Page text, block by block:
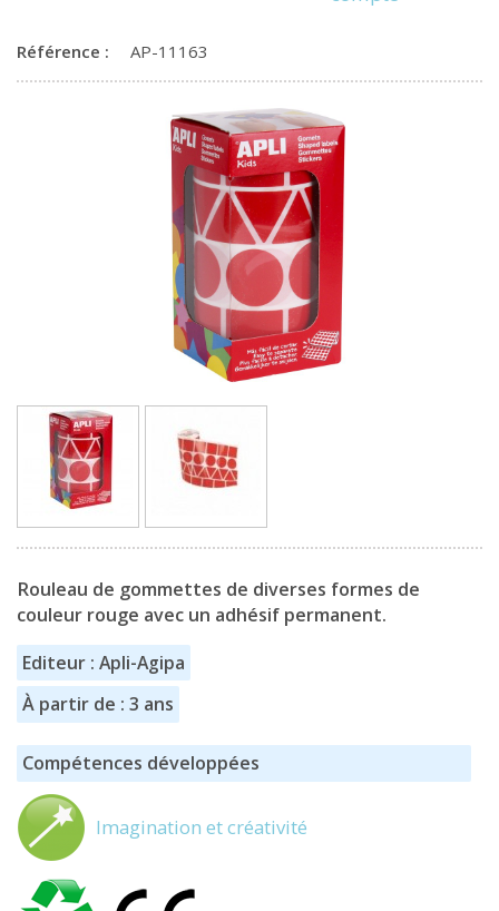
Référence : AP-11163
Rouleau de gommettes de diverses formes de
couleur rouge avec un adhésif permanent.
Editeur : Apli-Agipa
À partir de : 3 ans
Compétences développées
Imagination et créativité